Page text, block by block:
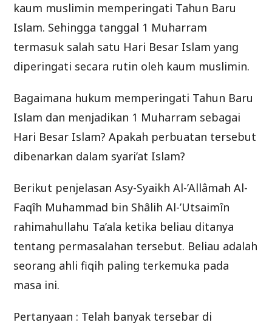
kaum muslimin memperingati Tahun Baru
Islam. Sehingga tanggal 1 Muharram
termasuk salah satu Hari Besar Islam yang
diperingati secara rutin oleh kaum muslimin.
Bagaimana hukum memperingati Tahun Baru
Islam dan menjadikan 1 Muharram sebagai
Hari Besar Islam? Apakah perbuatan tersebut
dibenarkan dalam syari’at Islam?
Berikut penjelasan Asy-Syaikh Al-’Allâmah Al-
Faqîh Muhammad bin Shâlih Al-’Utsaimîn
rahimahullahu Ta’ala ketika beliau ditanya
tentang permasalahan tersebut. Beliau adalah
seorang ahli fiqih paling terkemuka pada
masa ini.
Pertanyaan : Telah banyak tersebar di